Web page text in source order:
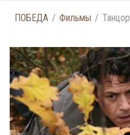
ПОБЕДА Фильмы Танцор